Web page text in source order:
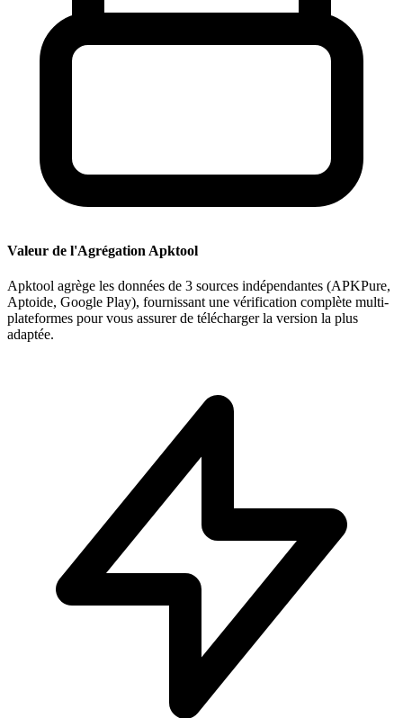
Valeur de l'Agrégation Apktool
Apktool agrège les données de 3 sources indépendantes (APKPure,
Aptoide, Google Play), fournissant une vérification complète multi-
plateformes pour vous assurer de télécharger la version la plus
adaptée.